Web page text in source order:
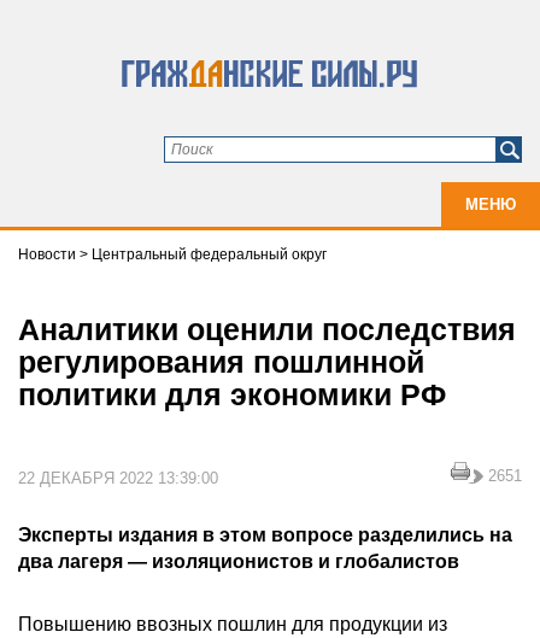
МЕНЮ
Новости > Центральный федеральный округ
Аналитики оценили последствия
регулирования пошлинной
политики для экономики РФ
22 ДЕКАБРЯ 2022 13:39:00 2651
Эксперты издания в этом вопросе разделились на
два лагеря — изоляционистов и глобалистов
Повышению ввозных пошлин для продукции из